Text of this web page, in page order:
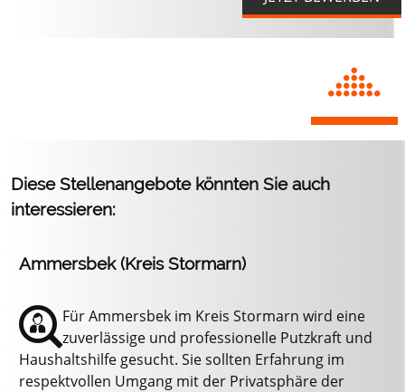
Diese Stellenangebote könnten Sie auch
interessieren:
Ammersbek (Kreis Stormarn)
Für Ammersbek im Kreis Stormarn wird eine
zuverlässige und professionelle Putzkraft und
Haushaltshilfe gesucht. Sie sollten Erfahrung im
respektvollen Umgang mit der Privatsphäre der